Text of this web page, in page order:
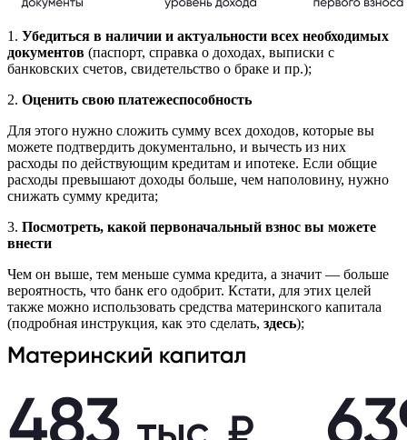
1. Убедиться в наличии и актуальности всех необходимых
документов (паспорт, справка о доходах, выписки с
банковских счетов, свидетельство о браке и пр.);
2. Оценить свою платежеспособность
Для этого нужно сложить сумму всех доходов, которые вы
можете подтвердить документально, и вычесть из них
расходы по действующим кредитам и ипотеке. Если общие
расходы превышают доходы больше, чем наполовину, нужно
снижать сумму кредита;
3. Посмотреть, какой первоначальный взнос вы можете
внести
Чем он выше, тем меньше сумма кредита, а значит — больше
вероятность, что банк его одобрит. Кстати, для этих целей
также можно использовать средства материнского капитала
(подробная инструкция, как это сделать, здесь);